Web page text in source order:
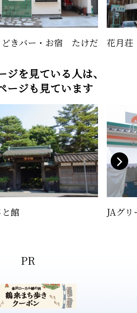
どきバー・お宿 たけだ 花月荘
ジを見ている人は、
ージも見ています
館 JAグ